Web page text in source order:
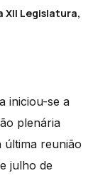
XII Legislatura,
iniciou-se a
plenária
última reunião
julho de